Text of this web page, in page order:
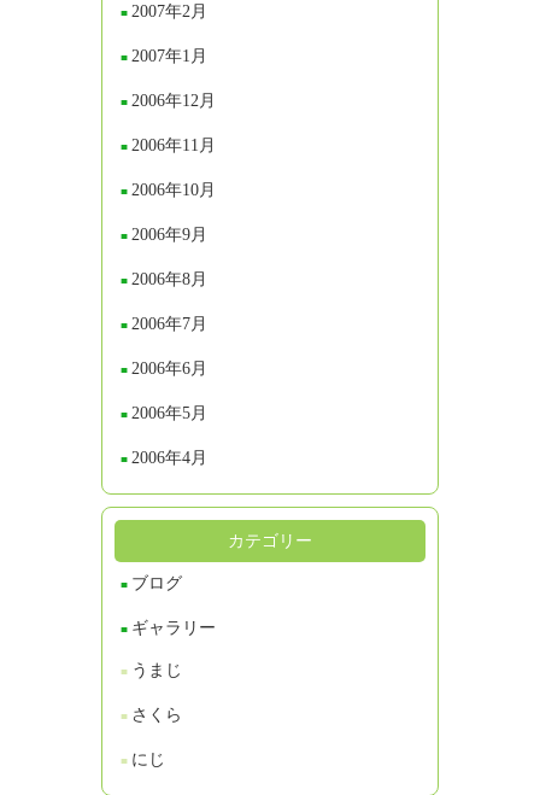
2007年2月
2007年1月
2006年12月
2006年11月
2006年10月
2006年9月
2006年8月
2006年7月
2006年6月
2006年5月
2006年4月
カテゴリー
ブログ
ギャラリー
うまじ
さくら
にじ